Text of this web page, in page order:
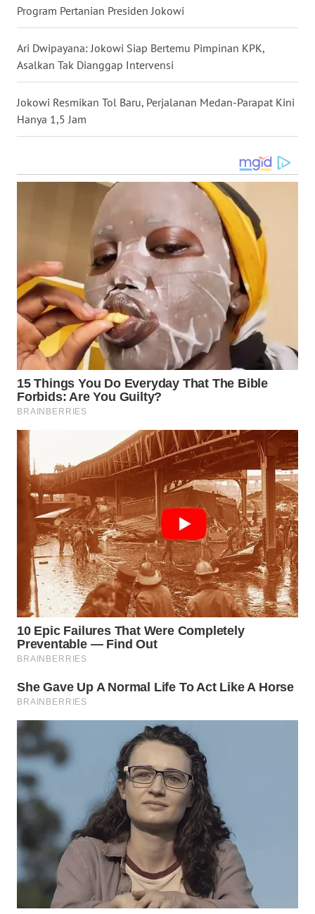
Program Pertanian Presiden Jokowi
Ari Dwipayana: Jokowi Siap Bertemu Pimpinan KPK,
Asalkan Tak Dianggap Intervensi
Jokowi Resmikan Tol Baru, Perjalanan Medan-Parapat Kini
Hanya 1,5 Jam
WN
PAPUA
WN
PAPUA
JAMBI
WN
SULTRA
WN
NTB
WN
SULBAR
WN
BABEL
WN
SUMBAR
WN
SUMSEL
BENGKULU
WN
LAMPUNG
WN
JATENG
NUSANTARA
WN